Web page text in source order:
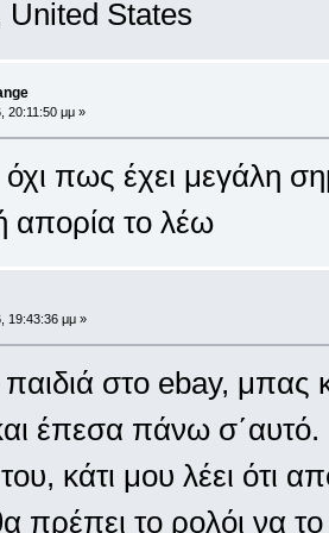
United States
20:11:50 μμ »
πως έχει μεγάλη
απορία το λέω
19:43:36 μμ »
παιδιά στο ebay, μπας
έπεσα πάνω σ΄αυτό.
κάτι μου λέει ότι
πρέπει το ρολόι να